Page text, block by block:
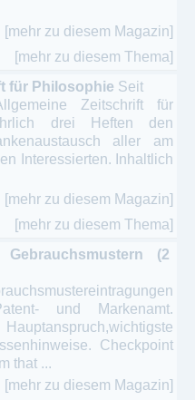
- Prävention - Thermen
-
–
- Entspannung -
- Patienten
- Zeitschriften
- Krankengymnastik
- Psychoanalyse
[mehr zu diesem Magazin]
[mehr zu diesem Thema]
für Philosophie Seit
Zeitschrift für
drei Heften den
aller am
Interessierten. Inhaltlich
[mehr zu diesem Magazin]
[mehr zu diesem Thema]
(2
und Markenamt.
Checkpoint
that ...
[mehr zu diesem Magazin]